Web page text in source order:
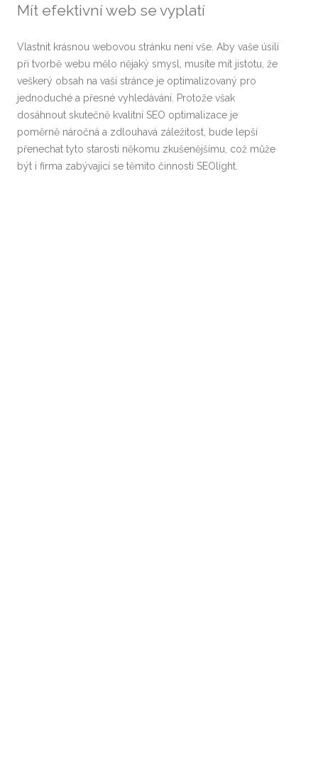
Mít efektivní web se vyplatí
Vlastnit krásnou webovou stránku není vše. Aby vaše úsilí
při tvorbě webu mělo nějaký smysl, musíte mít jistotu, že
veškerý obsah na vaší stránce je optimalizovaný pro
jednoduché a přesné vyhledávání. Protože však
dosáhnout skutečně kvalitní SEO optimalizace je
poměrně náročná a zdlouhavá záležitost, bude lepší
přenechat tyto starosti někomu zkušenějšímu, což může
být i firma zabývající se těmito činnosti SEOlight.